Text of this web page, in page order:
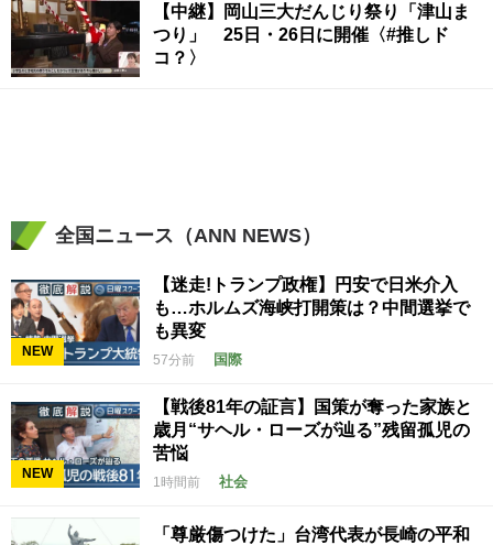
【中継】岡山三大だんじり祭り「津山ま
つり」 25日・26日に開催〈#推しド
コ？〉
全国ニュース（ANN NEWS）
NEW
【迷走!トランプ政権】円安で日米介入
も…ホルムズ海峡打開策は？中間選挙で
も異変
57分前 国際
NEW
【戦後81年の証言】国策が奪った家族と
歳月“サヘル・ローズが辿る”残留孤児の
苦悩
1時間前 社会
「尊厳傷つけた」台湾代表が長崎の平和